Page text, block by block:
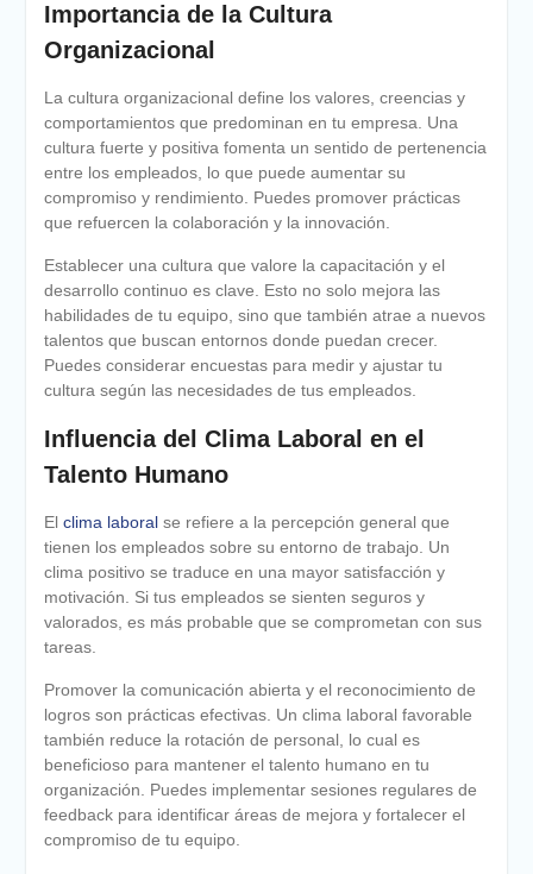
Importancia de la Cultura
Organizacional
La cultura organizacional define los valores, creencias y
comportamientos que predominan en tu empresa. Una
cultura fuerte y positiva fomenta un sentido de pertenencia
entre los empleados, lo que puede aumentar su
compromiso y rendimiento. Puedes promover prácticas
que refuercen la colaboración y la innovación.
Establecer una cultura que valore la capacitación y el
desarrollo continuo es clave. Esto no solo mejora las
habilidades de tu equipo, sino que también atrae a nuevos
talentos que buscan entornos donde puedan crecer.
Puedes considerar encuestas para medir y ajustar tu
cultura según las necesidades de tus empleados.
Influencia del Clima Laboral en el
Talento Humano
El clima laboralse refiere a la percepción general que
tienen los empleados sobre su entorno de trabajo. Un
clima positivo se traduce en una mayor satisfacción y
motivación. Si tus empleados se sienten seguros y
valorados, es más probable que se comprometan con sus
tareas.
Promover la comunicación abierta y el reconocimiento de
logros son prácticas efectivas. Un clima laboral favorable
también reduce la rotación de personal, lo cual es
beneficioso para mantener el talento humano en tu
organización. Puedes implementar sesiones regulares de
feedback para identificar áreas de mejora y fortalecer el
compromiso de tu equipo.